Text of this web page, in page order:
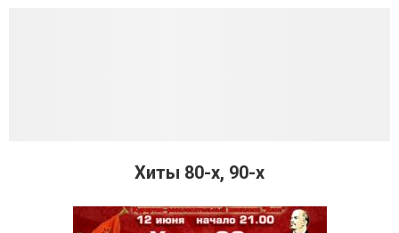
Хиты 80-х, 90-х